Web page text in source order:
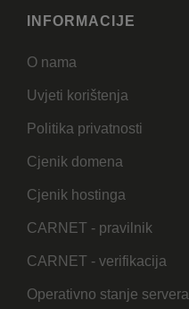
INFORMACIJE
O nama
Uvjeti korištenja
Politika privatnosti
Cjenik domena
Cjenik hostinga
CARNET - pravilnik
CARNET - verifikacija
Operativno stanje servera